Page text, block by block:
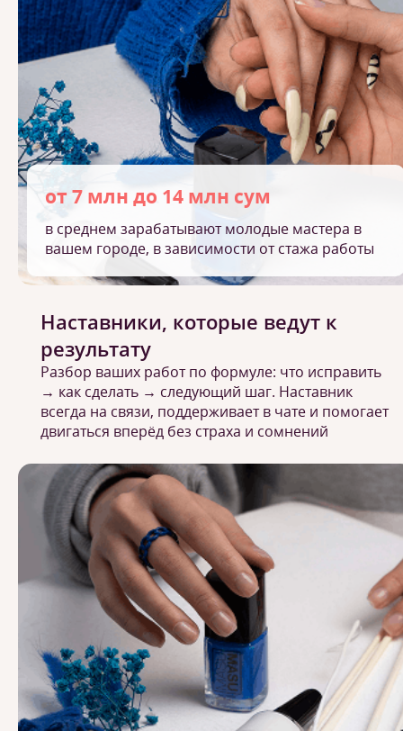
от 7 млн до 14 млн сум
в среднем зарабатывают молодые мастера в
вашем городе, в зависимости от стажа работы
Наставники, которые ведут к
результату
Разбор ваших работ по формуле: что исправить
→ как сделать → следующий шаг. Наставник
всегда на связи, поддерживает в чате и помогает
двигаться вперёд без страха и сомнений